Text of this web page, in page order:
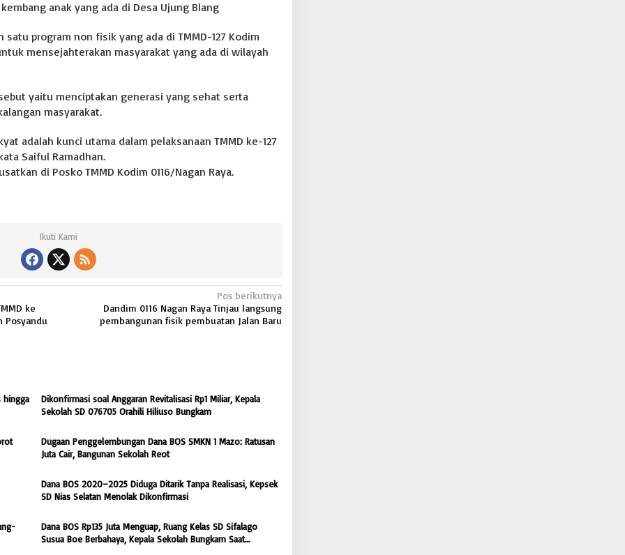
anak yang ada di Desa Ujung Blang
satu program non fisik yang ada di TMMD-127 Kodim
mensejahterakan masyarakat yang ada di wilayah
yaitu menciptakan generasi yang sehat serta
masyarakat.
adalah kunci utama dalam pelaksanaan TMMD ke-127
Saiful Ramadhan.
di Posko TMMD Kodim 0116/Nagan Raya.
Ikuti Kami
ke
Posyandu
Pos berikutnya
Dandim 0116 Nagan Raya Tinjau langsung
pembangunan fisik pembuatan Jalan Baru
hingga
Dikonfirmasi soal Anggaran Revitalisasi Rp1 Miliar, Kepala
Sekolah SD 076705 Orahili Hiliuso Bungkam
Dugaan Penggelembungan Dana BOS SMKN 1 Mazo: Ratusan
Juta Cair, Bangunan Sekolah Reot
Dana BOS 2020–2025 Diduga Ditarik Tanpa Realisasi, Kepsek
SD Nias Selatan Menolak Dikonfirmasi
Dana BOS Rp135 Juta Menguap, Ruang Kelas SD Sifalago
Susua Boe Berbahaya, Kepala Sekolah Bungkam Saat